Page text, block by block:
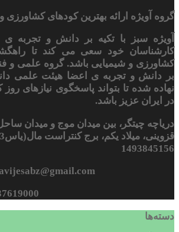
گروه آویژه ارائه بهترین کودهای کشاورزی
آویژه سبز با تکیه بر دانش و تجربه
کارشناسان خود سعی می کند تا
کشاورزی و شیمیایی باشد. گروه علمی و
بر دانش و تجربه ی اعضا هیئت علمی
نهاده شده تا بتواند پاسخگوی نیازهای
در ایران عزیز باشد.
دریاچه چیتگر، بین میدان موج و میدان
1493845156
دسته‌ها